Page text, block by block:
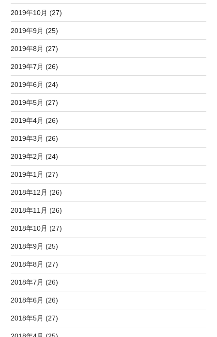
2019年10月 (27)
2019年9月 (25)
2019年8月 (27)
2019年7月 (26)
2019年6月 (24)
2019年5月 (27)
2019年4月 (26)
2019年3月 (26)
2019年2月 (24)
2019年1月 (27)
2018年12月 (26)
2018年11月 (26)
2018年10月 (27)
2018年9月 (25)
2018年8月 (27)
2018年7月 (26)
2018年6月 (26)
2018年5月 (27)